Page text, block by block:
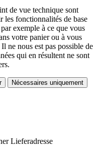
de vue technique sont
les fonctionnalités de base
exemple à ce que vous
votre panier ou à vous
ne nous est pas possible de
qui en résultent ne sont
Nécessaires uniquement
Lieferadresse